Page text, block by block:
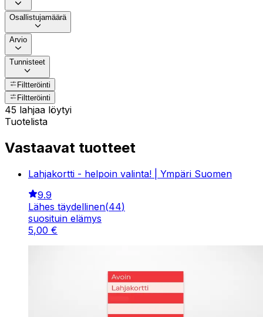
Osallistujamäärä
Arvio
Tunnisteet
Filtteröinti
Filtteröinti
45 lahjaa löytyi
Tuotelista
Vastaavat tuotteet
Lahjakortti - helpoin valinta! | Ympäri Suomen
9.9
Lähes täydellinen(44)
suosituin elämys
5,00 €